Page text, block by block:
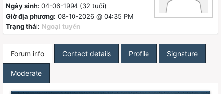
Ngày sinh: 04-06-1994 (32 tuổi)
Giờ địa phương: 08-10-2026 @ 04:35 PM
Trạng thái: Ngoại tuyến
Forum info Contact details Profile Signature
Moderate